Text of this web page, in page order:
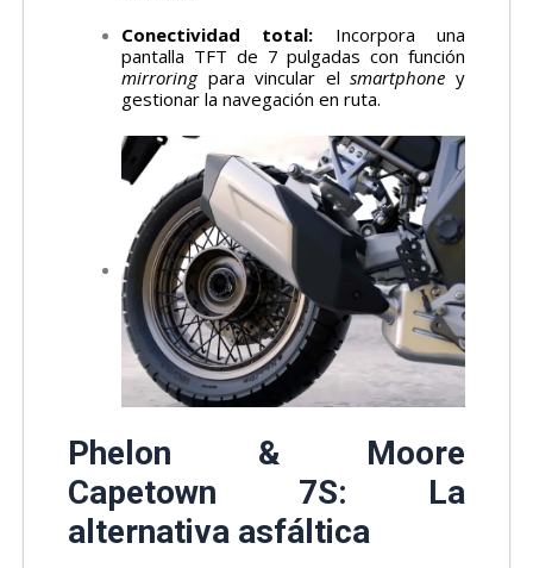
Conectividad total: Incorpora una
pantalla TFT de 7 pulgadas con función
mirroringpara vincular elsmartphone y
gestionar la navegación en ruta.
Phelon & Moore
Capetown 7S: La
alternativa asfáltica